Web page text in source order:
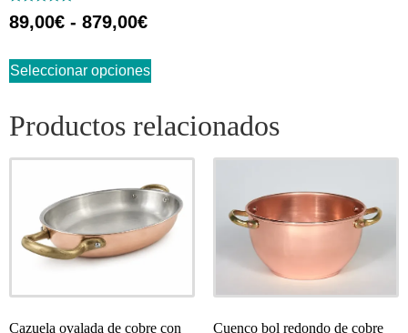
Valorado
con
89,00€ - 879,00€
Seleccionar opciones
Productos relacionados
Cazuela ovalada de cobre con
Cuenco bol redondo de cobre